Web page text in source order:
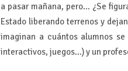
a pasar mañana, pero… ¿Se
Estado liberando terrenos y
imaginan a cuántos alumnos
interactivos, juegos…) y un